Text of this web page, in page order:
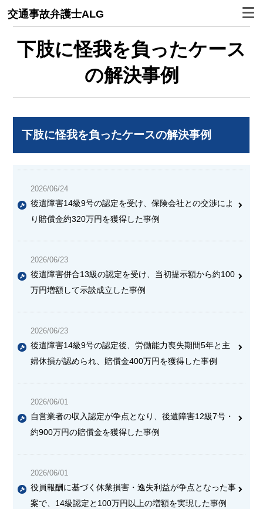
交通事故弁護士ALG
下肢に怪我を負ったケース
の解決事例
下肢に怪我を負ったケースの解決事例
2026/06/24
後遺障害14級9号の認定を受け、保険会社との交渉によ
り賠償金約320万円を獲得した事例
2026/06/23
後遺障害併合13級の認定を受け、当初提示額から約100
万円増額して示談成立した事例
2026/06/23
後遺障害14級9号の認定後、労働能力喪失期間5年と主
婦休損が認められ、賠償金400万円を獲得した事例
2026/06/01
自営業者の収入認定が争点となり、後遺障害12級7号・
約900万円の賠償金を獲得した事例
2026/06/01
役員報酬に基づく休業損害・逸失利益が争点となった事
案で、14級認定と100万円以上の増額を実現した事例